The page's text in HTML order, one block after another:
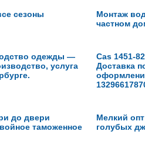
сезоны
Монтаж
частном
одежды —
услуга
Cas 1451-
Доставка
до двери
таможенное
Мелкий
голубых